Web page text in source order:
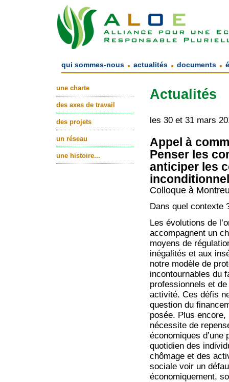
qui sommes-nous . actualités . documents .
une charte
des axes de travail
des projets
un réseau
une histoire...
Actualités
les 30 et 31 mars
Appel à
Penser les
anticiper les
Colloque à
Dans quel contexte
Les évolutions de
accompagnent un
moyens de
inégalités et aux
notre modèle de
incontournables du
professionnels et
activité. Ces défis
question du
posée. Plus encore,
nécessite de
économiques
quotidien des
chômage et des
sociale voir un
économiquement,